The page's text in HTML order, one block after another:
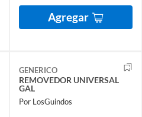
Agregar
GENERICO
REMOVEDOR UNIVERSAL
GAL
Por LosGuindos